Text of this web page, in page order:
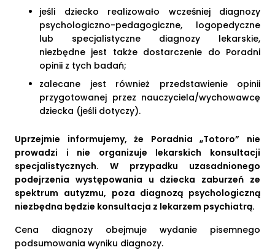
jeśli dziecko realizowało wcześniej diagnozy
psychologiczno-pedagogiczne, logopedyczne
lub specjalistyczne diagnozy lekarskie,
niezbędne jest także dostarczenie do Poradni
opinii z tych badań;
zalecane jest również przedstawienie opinii
przygotowanej przez nauczyciela/wychowawcę
dziecka (jeśli dotyczy).
Uprzejmie informujemy, że Poradnia „Totoro” nie
prowadzi i nie organizuje lekarskich konsultacji
specjalistycznych. W przypadku uzasadnionego
podejrzenia występowania u dziecka zaburzeń ze
spektrum autyzmu, poza diagnozą psychologiczną
niezbędna będzie konsultacja z lekarzem psychiatrą.
Cena diagnozy obejmuje wydanie pisemnego
podsumowania wyniku diagnozy.